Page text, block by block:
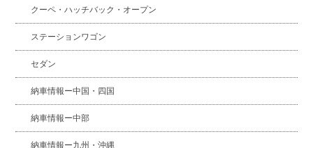
クーペ・ハッチバック・オープン
ステーションワゴン
セダン
納車情報ー中国・四国
納車情報ー中部
納車情報ー九州・沖縄